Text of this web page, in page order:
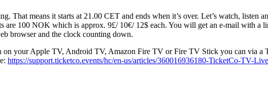
That means it starts at 21.00 CET and ends when it’s over. Let’s watch, listen
are 100 NOK which is approx. 9£/ 10€/ 12$ each. You will get an e-mail with a
browser and the clock counting down.
on your Apple TV, Android TV, Amazon Fire TV or Fire TV Stick you can via a
https://support.ticketco.events/hc/en-us/articles/360016936180-TicketCo-TV-